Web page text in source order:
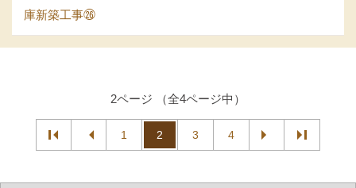
庫新築工事㉖
2ページ （全4ページ中）
1 2 3 4